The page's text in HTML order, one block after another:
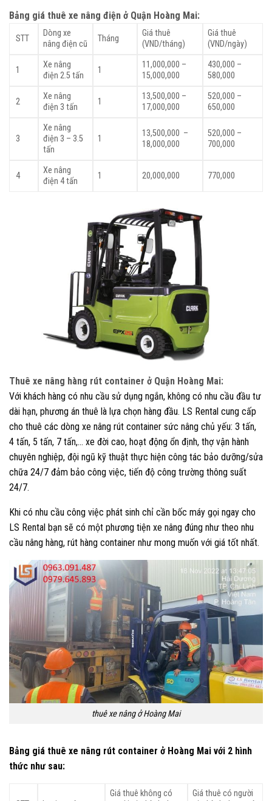
Bảng giá thuê xe nâng điện ở Quận Hoàng Mai:
STT
Dòng xe
nâng điện cũ
Tháng
Giá thuê
(VND/tháng)
Giá thuê
(VND/ngày)
1
Xe nâng
điện 2.5 tấn
1
11,000,000 –
15,000,000
430,000 –
580,000
2
Xe nâng
điện 3 tấn
1
13,500,000 –
17,000,000
520,000 –
650,000
3
Xe nâng
điện 3 – 3.5
tấn
1
13,500,000 –
18,000,000
520,000 –
700,000
4
Xe nâng
điện 4 tấn
1 20,000,000 770,000
Thuê xe nâng hàng rút container ở Quận Hoàng Mai:
Với khách hàng có nhu cầu sử dụng ngắn, không có nhu cầu đầu tư
dài hạn, phương án thuê là lựa chọn hàng đầu. LS Rental cung cấp
cho thuê các dòng xe nâng rút container sức nâng chủ yếu: 3 tấn,
4 tấn, 5 tấn, 7 tấn,… xe đời cao, hoạt động ổn định, thợ vận hành
chuyên nghiệp, đội ngũ kỹ thuật thực hiện công tác bảo dưỡng/sửa
chữa 24/7 đảm bảo công việc, tiến độ công trường thông suất
24/7.
Khi có nhu cầu công việc phát sinh chỉ cần bốc máy gọi ngay cho
LS Rental bạn sẽ có một phương tiện xe nâng đúng như theo nhu
cầu nâng hàng, rút hàng container như mong muốn với giá tốt nhất.
thuê xe nâng ở Hoàng Mai
Bảng giá thuê xe nâng rút container ở Hoàng Mai với 2 hình
thức như sau:
Giá thuê không có
Giá thuê có người